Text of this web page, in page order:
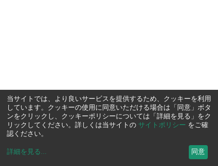
当サイトでは、より良いサービスを提供するため、クッキーを利用
しています。クッキーの使用に同意いただける場合は「同意」ボタ
ンをクリックし、クッキーポリシーについては「詳細を見る」をク
リックしてください。詳しくは当サイトの サイトポリシー をご確
認ください。
詳細を見る ... 同意